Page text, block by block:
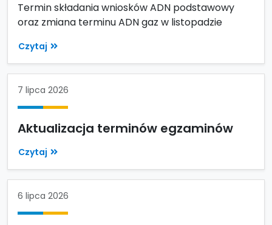
Termin składania wniosków ADN podstawowy
oraz zmiana terminu ADN gaz w listopadzie
Czytaj
7 lipca 2026
Aktualizacja terminów egzaminów
Czytaj
6 lipca 2026